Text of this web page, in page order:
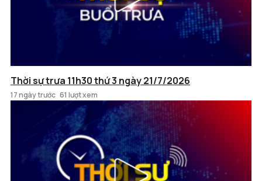
Thời sự trưa 11h30 thứ 3 ngày 21/7/2026
17 ngày trước 61 lượt xem